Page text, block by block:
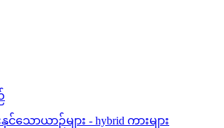
င်သောယာဉ်များ - hybrid ကားများ